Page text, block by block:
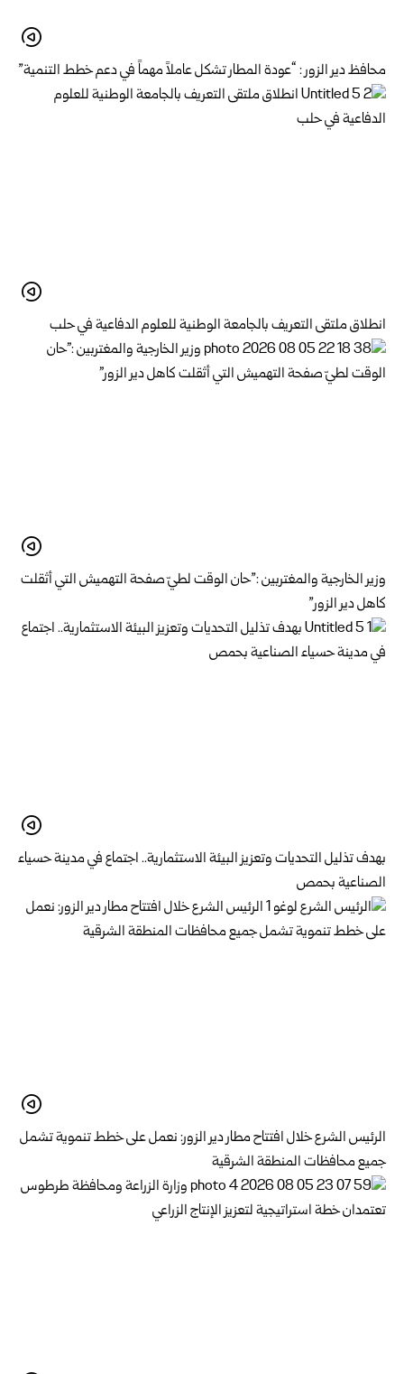
محافظ دير الزور : “عودة المطار تشكل عاملاً مهماً في دعم خطط التنمية”
انطلاق ملتقى التعريف بالجامعة الوطنية للعلوم الدفاعية في حلب
وزير الخارجية والمغتربين :”حان الوقت لطيّ صفحة التهميش التي أثقلت
كاهل دير الزور”
بهدف تذليل التحديات وتعزيز البيئة الاستثمارية.. اجتماع في مدينة حسياء
الصناعية بحمص
الرئيس الشرع خلال افتتاح مطار دير الزور: نعمل على خطط تنموية تشمل
جميع محافظات المنطقة الشرقية